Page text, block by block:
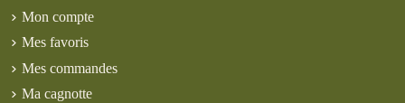
Mon compte
Mes favoris
Mes commandes
Ma cagnotte